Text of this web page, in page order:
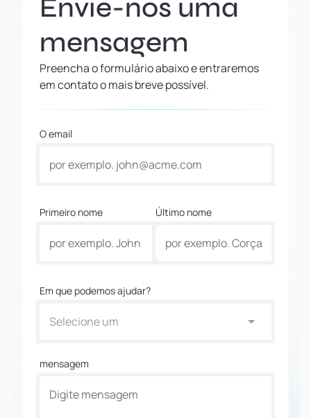
Envie-nos uma
mensagem
Preencha o formulário abaixo e entraremos
em contato o mais breve possível.
O email
Primeiro nome Último nome
Em que podemos ajudar?
Selecione um
mensagem